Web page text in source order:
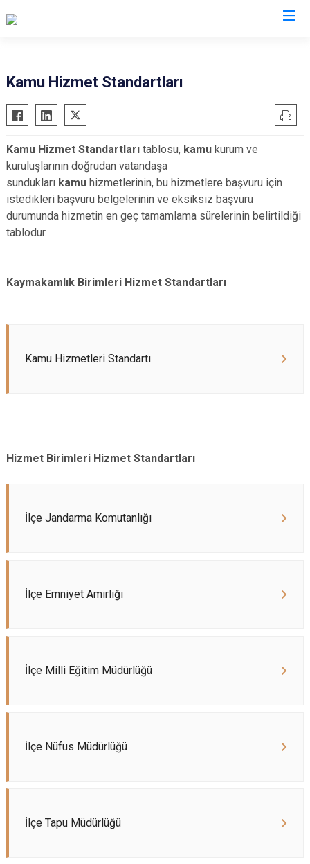
Akçaabat
Araklı
Arsin
Beşikdüzü
Çarşıbaşı
Çaykara
Dernekpazarı
Hayrat
Of
Şalpazarı
Sürmene
Tonya
Ortahisar
Kamu Hizmet Standartları
Kamu Hizmet Standartları tablosu, kamu kurum ve
kuruluşlarının doğrudan vatandaşa
sundukları kamu hizmetlerinin, bu hizmetlere başvuru için
istedikleri başvuru belgelerinin ve eksiksiz başvuru
durumunda hizmetin en geç tamamlama sürelerinin belirtildiği
tablodur.
Kaymakamlık Birimleri Hizmet Standartları
Kamu Hizmetleri Standartı
Hizmet Birimleri Hizmet Standartları
İlçe Jandarma Komutanlığı
İlçe Emniyet Amirliği
İlçe Milli Eğitim Müdürlüğü
İlçe Nüfus Müdürlüğü
İlçe Tapu Müdürlüğü